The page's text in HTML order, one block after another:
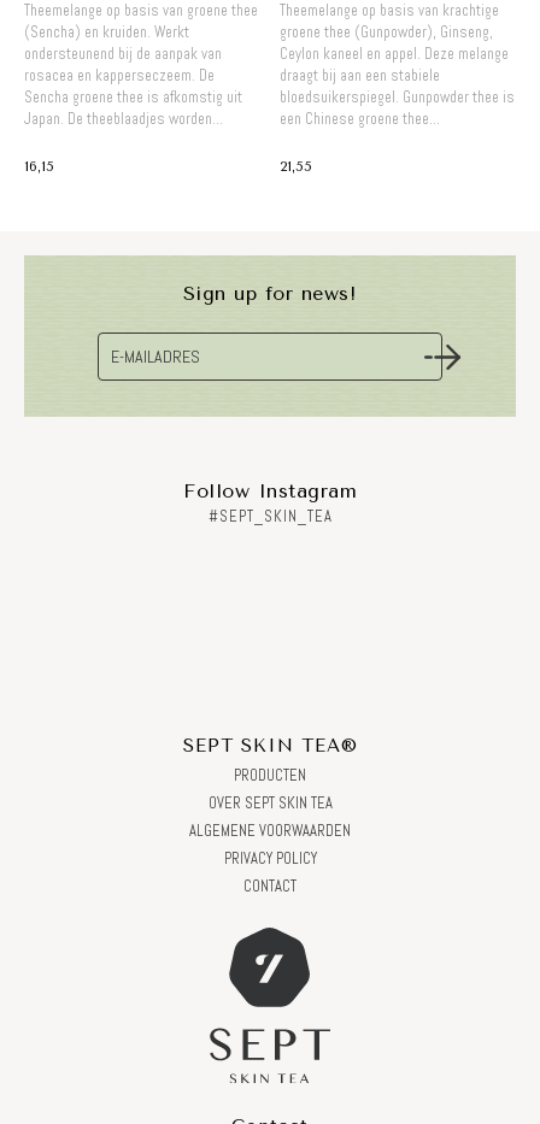
Theemelange op basis van groene thee
(Sencha) en kruiden. Werkt
ondersteunend bij de aanpak van
rosacea en kapperseczeem. De
Sencha groene thee is afkomstig uit
Japan. De theeblaadjes worden...
16,15
Theemelange op basis van krachtige
groene thee (Gunpowder), Ginseng,
Ceylon kaneel en appel. Deze melange
draagt bij aan een stabiele
bloedsuikerspiegel. Gunpowder thee is
een Chinese groene thee...
21,55
Sign up for news!
Follow Instagram
#SEPT_SKIN_TEA
SEPT SKIN TEA®
PRODUCTEN
OVER SEPT SKIN TEA
ALGEMENE VOORWAARDEN
PRIVACY POLICY
CONTACT